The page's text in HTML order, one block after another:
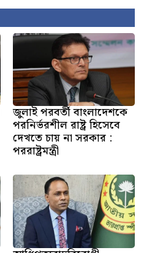
জুলাই পরবর্তী বাংলাদেশকে
পরনির্ভরশীল রাষ্ট্র হিসেবে
দেখতে চায় না সরকার :
পররাষ্ট্রমন্ত্রী